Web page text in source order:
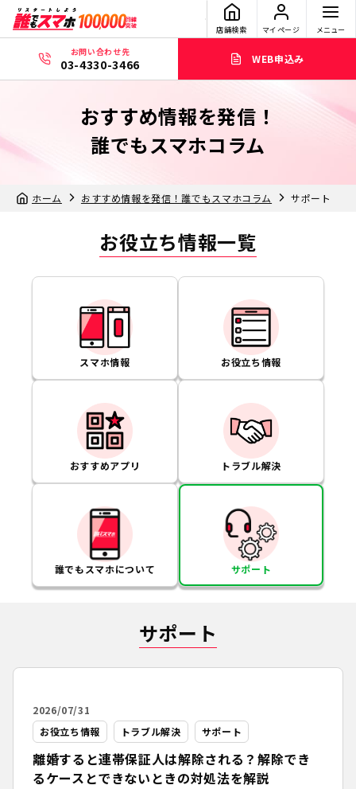
店舗検索 マイページ メニュー
お問い合わせ先
03-4330-3466 WEB申込み
おすすめ情報を発信！
誰でもスマホコラム
ホーム おすすめ情報を発信！誰でもスマホコラム サポート
お役立ち情報一覧
スマホ情報 お役立ち情報
おすすめアプリ トラブル解決
誰でもスマホについて サポート
サポート
2026/07/31
お役立ち情報
トラブル解決 サポート
離婚すると連帯保証人は解除される？解除でき
るケースとできないときの対処法を解説